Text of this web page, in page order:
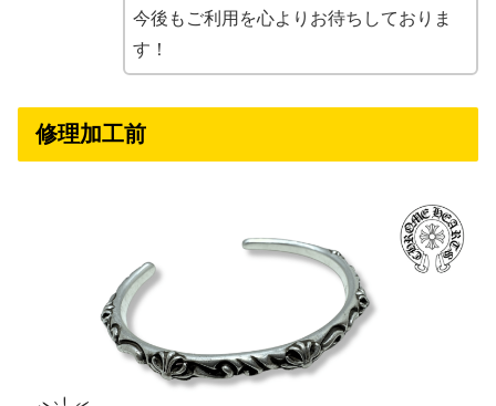
今後もご利用を心よりお待ちしておりま
す！
修理加工前